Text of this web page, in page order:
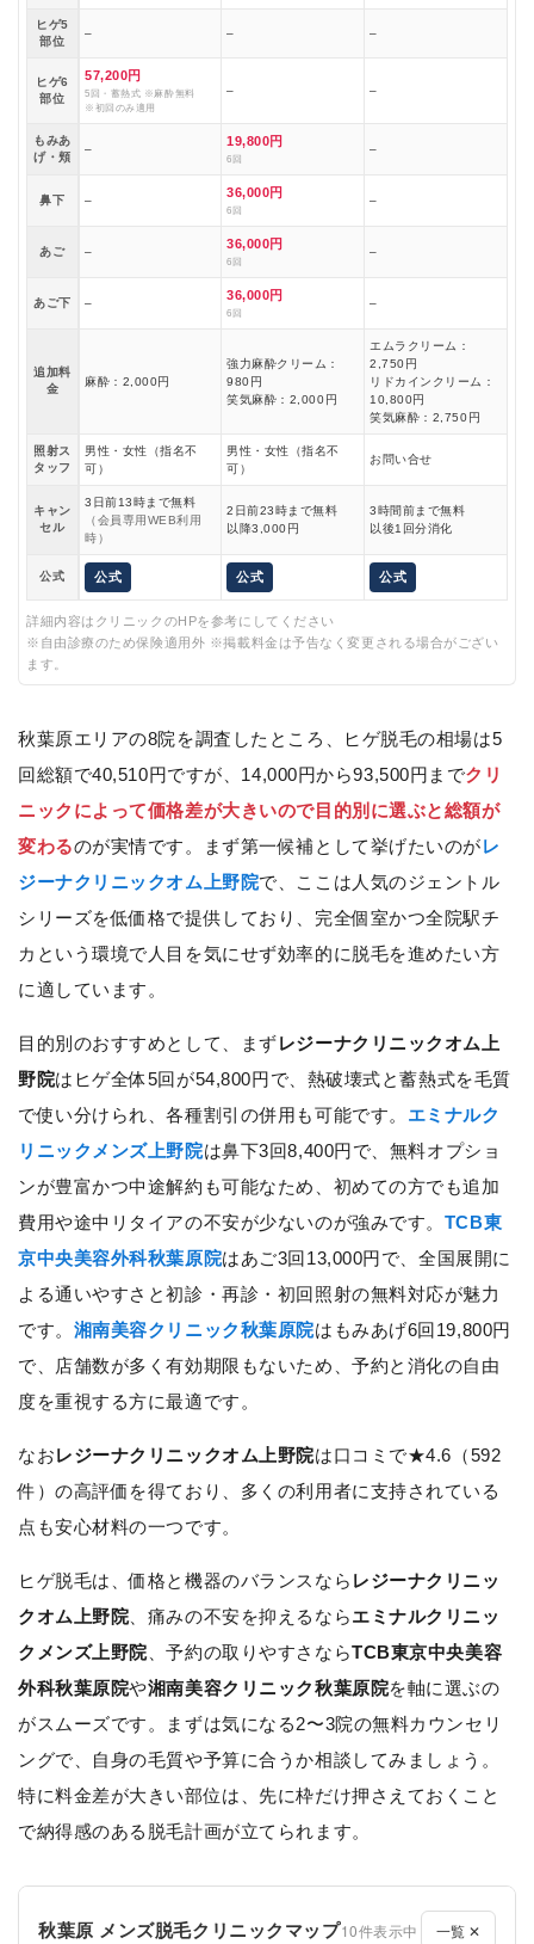
ヒゲ5
部位
– – –
ヒゲ6
部位
57,200円
5回・蓄熱式 ※麻酔無料
※初回のみ適用
– –
もみあ
げ・頬
–
19,800円
6回
–
鼻下 –
36,000円
6回
–
あご –
36,000円
6回
–
あご下 –
36,000円
6回
–
追加料
金
麻酔：2,000円
強力麻酔クリーム：
980円
笑気麻酔：2,000円
エムラクリーム：
2,750円
リドカインクリーム：
10,800円
笑気麻酔：2,750円
照射ス
タッフ
男性・女性（指名不
可）
男性・女性（指名不
可）
お問い合せ
キャン
セル
3日前13時まで無料
（会員専用WEB利用
時）
2日前23時まで無料
以降3,000円
3時間前まで無料
以後1回分消化
公式 公式 公式 公式
詳細内容はクリニックのHPを参考にしてください
※自由診療のため保険適用外 ※掲載料金は予告なく変更される場合がござい
ます。
秋葉原エリアの8院を調査したところ、ヒゲ脱毛の相場は5
回総額で40,510円ですが、14,000円から93,500円までクリ
ニックによって価格差が大きいので目的別に選ぶと総額が
変わるのが実情です。まず第一候補として挙げたいのがレ
ジーナクリニックオム上野院で、ここは人気のジェントル
シリーズを低価格で提供しており、完全個室かつ全院駅チ
カという環境で人目を気にせず効率的に脱毛を進めたい方
に適しています。
目的別のおすすめとして、まずレジーナクリニックオム上
野院はヒゲ全体5回が54,800円で、熱破壊式と蓄熱式を毛質
で使い分けられ、各種割引の併用も可能です。 エミナルク
リニックメンズ上野院は鼻下3回8,400円で、無料オプショ
ンが豊富かつ中途解約も可能なため、初めての方でも追加
費用や途中リタイアの不安が少ないのが強みです。 TCB東
京中央美容外科秋葉原院はあご3回13,000円で、全国展開に
よる通いやすさと初診・再診・初回照射の無料対応が魅力
です。 湘南美容クリニック秋葉原院はもみあげ6回19,800円
で、店舗数が多く有効期限もないため、予約と消化の自由
度を重視する方に最適です。
なおレジーナクリニックオム上野院は口コミで★4.6（592
件）の高評価を得ており、多くの利用者に支持されている
点も安心材料の一つです。
ヒゲ脱毛は、価格と機器のバランスなら レジーナクリニッ
クオム上野院、痛みの不安を抑えるならエミナルクリニッ
クメンズ上野院、予約の取りやすさならTCB東京中央美容
外科秋葉原院や湘南美容クリニック秋葉原院を軸に選ぶの
がスムーズです。まずは気になる2〜3院の無料カウンセリ
ングで、自身の毛質や予算に合うか相談してみましょう。
特に料金差が大きい部位は、先に枠だけ押さえておくこと
で納得感のある脱毛計画が立てられます。
秋葉原 メンズ脱毛クリニックマップ10件表示中 一覧 ✕